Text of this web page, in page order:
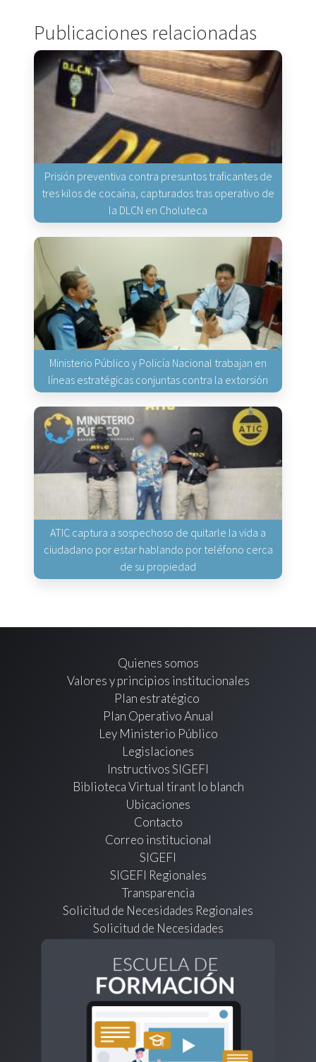
Publicaciones relacionadas
Prisión preventiva contra presuntos traficantes de
tres kilos de cocaína, capturados tras operativo de
la DLCN en Choluteca
Ministerio Público y Policía Nacional trabajan en
líneas estratégicas conjuntas contra la extorsión
ATIC captura a sospechoso de quitarle la vida a
ciudadano por estar hablando por teléfono cerca
de su propiedad
Quienes somos
Valores y principios institucionales
Plan estratégico
Plan Operativo Anual
Ley Ministerio Público
Legislaciones
Instructivos SIGEFI
Biblioteca Virtual tirant lo blanch
Ubicaciones
Contacto
Correo institucional
SIGEFI
SIGEFI Regionales
Transparencia
Solicitud de Necesidades Regionales
Solicitud de Necesidades